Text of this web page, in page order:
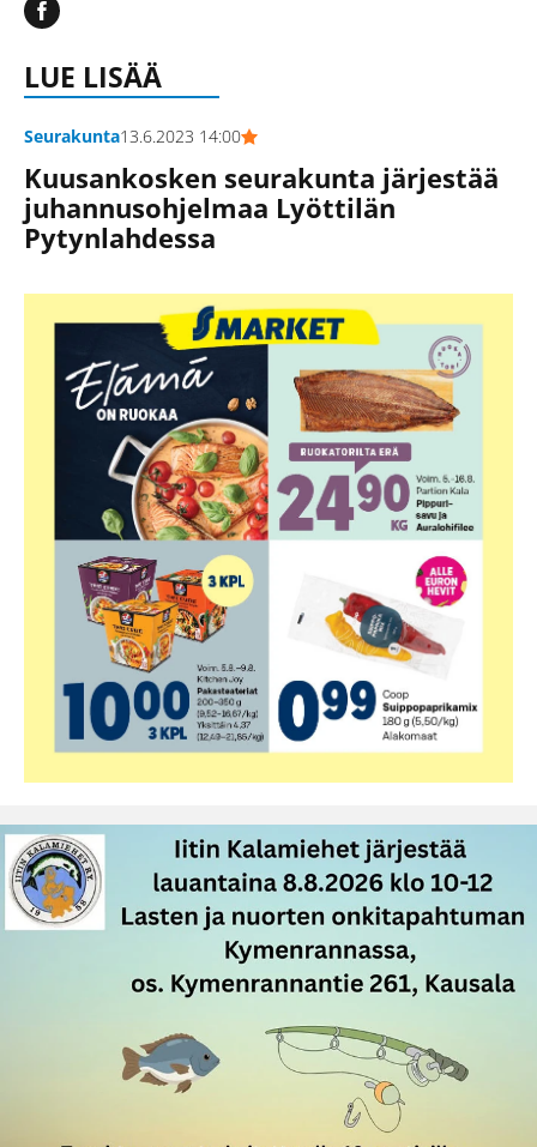
LUE LISÄÄ
Seurakunta13.6.2023 14:00
Kuusankosken seurakunta järjestää
juhannusohjelmaa Lyöttilän
Pytynlahdessa